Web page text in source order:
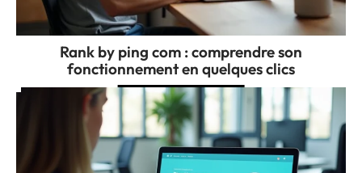
Rank by ping com : comprendre son
fonctionnement en quelques clics